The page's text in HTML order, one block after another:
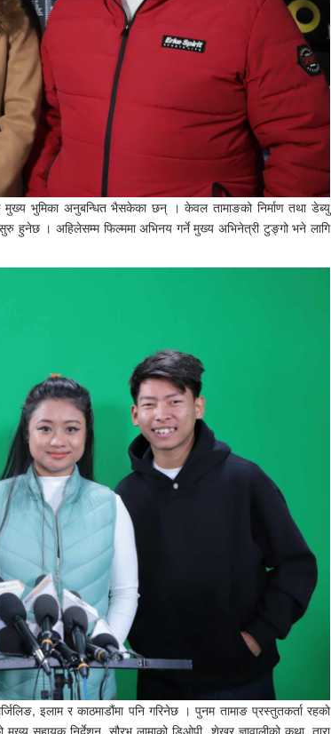
मुख्य भुमिका अनुबन्धित भैसकेका छन् । केवल तामाङको निर्माण तथा डेब्यु
सुरु हुनेछ । अहिलेसम्म फिल्ममा अभिनय गर्ने मुख्य अभिनेत्री टुङ्गो भने लागि
इलाम र काठमाडौंमा पनि गरिनेछ । पुनम तामाङ प्रस्तुतकर्ता रहको
सहायक निर्देशन, सौरभ लामाको डिओपी, शेखर ज्ञावालीको कथा, तारा